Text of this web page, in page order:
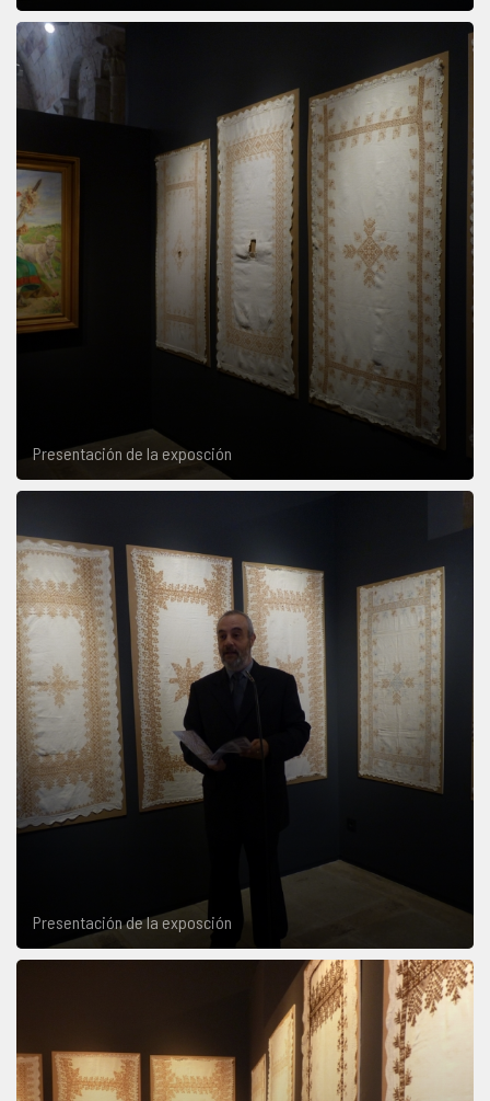
Presentación de la exposción
Presentación de la exposción